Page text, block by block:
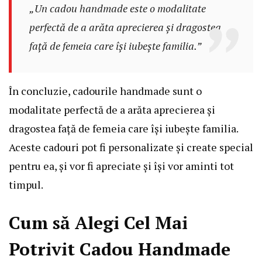
„Un cadou handmade este o modalitate
perfectă de a arăta aprecierea și dragostea
față de femeia care își iubește familia.”
În concluzie, cadourile handmade sunt o
modalitate perfectă de a arăta aprecierea și
dragostea față de femeia care își iubește familia.
Aceste cadouri pot fi personalizate și create special
pentru ea, și vor fi apreciate și își vor aminti tot
timpul.
Cum să Alegi Cel Mai
Potrivit Cadou Handmade